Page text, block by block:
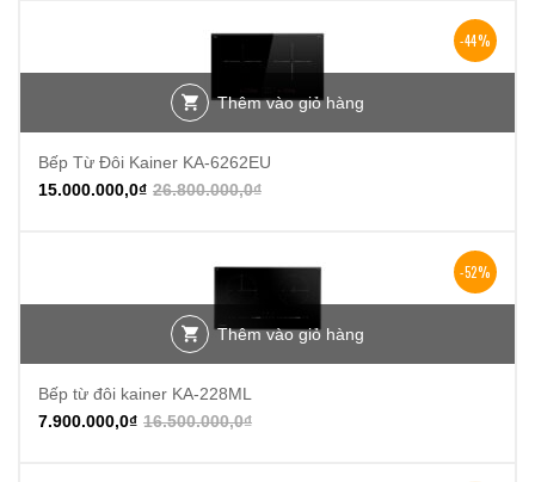
-44%
Thêm vào giỏ hàng
Bếp Từ Đôi Kainer KA-6262EU
26.800.000,0₫
15.000.000,0₫
-52%
Thêm vào giỏ hàng
Bếp từ đôi kainer KA-228ML
16.500.000,0₫
7.900.000,0₫